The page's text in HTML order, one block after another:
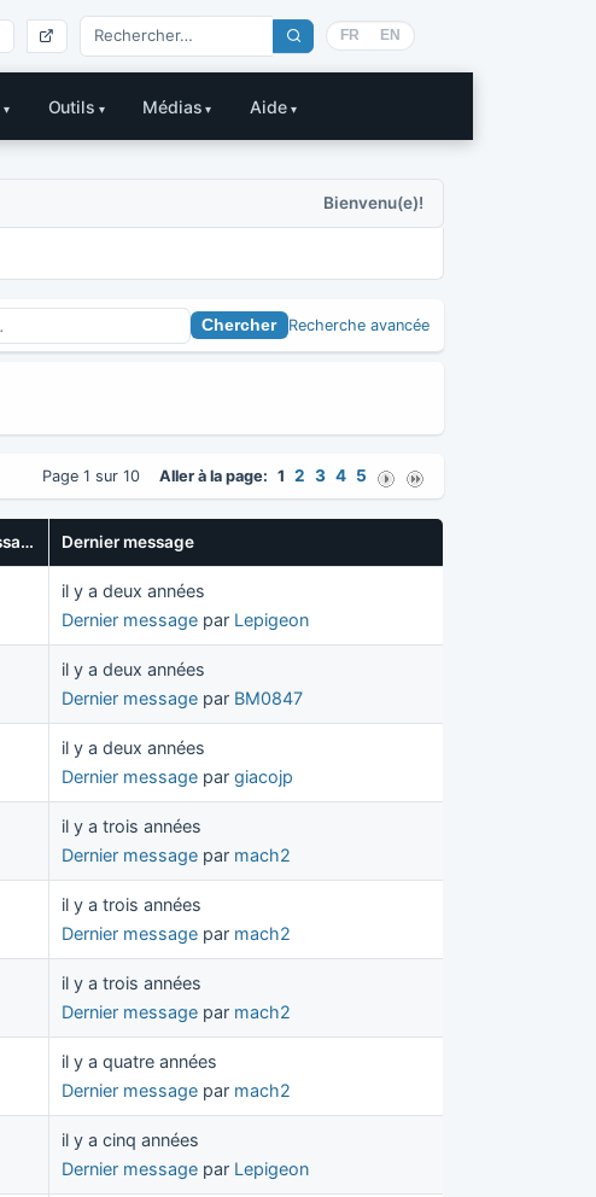
FR EN
Outils Médias Aide
Bienvenu(e)!
Recherche avancée
Page 1 sur 10 Aller à la page: 1 2 3 4 5
Messages Dernier message
il y a deux années
Dernier message par Lepigeon
il y a deux années
Dernier message par BM0847
il y a deux années
Dernier message par giacojp
il y a trois années
Dernier message par mach2
il y a trois années
Dernier message par mach2
il y a trois années
Dernier message par mach2
il y a quatre années
Dernier message par mach2
il y a cinq années
Dernier message par Lepigeon